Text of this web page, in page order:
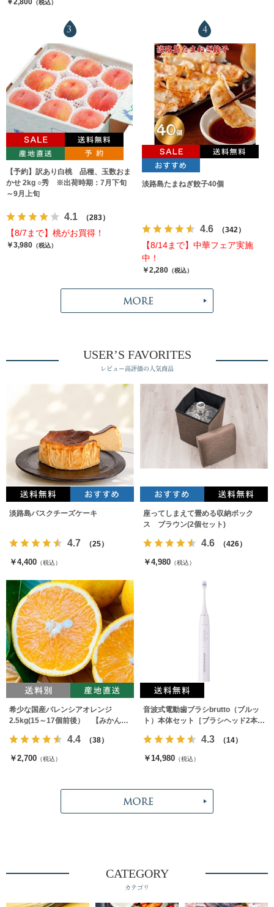
￥2,800 （税込）
3
【予約】訳あり白桃 品種、玉数おま
かせ 2kg ○秀 ※出荷時期：7月下旬
～9月上旬
4.1 （283）
【8/7まで】桃がお買得！
￥3,980 （税込）
4
淡路島たまねぎ餃子40個
4.6 （342）
【8/14まで】中華フェア実施
中！
￥2,280（税込）
USER’S FAVORITES
レビュー高評価の人気商品
淡路島バスクチーズケーキ
4.7 （25）
￥4,400 （税込）
座ってしまえて畳める収納ボック
ス ブラウン(2個セット)
4.6 （426）
￥4,980 （税込）
希少な国産バレンシアオレンジ
2.5kg(15～17個前後） 【みかんの
4.4 （38）
￥2,700 （税込）
音波式電動歯ブラシbrutto（ブルッ
ト）本体セット［ブラシヘッド2本付
4.3 （14）
￥14,980 （税込）
CATEGORY
カテゴリ